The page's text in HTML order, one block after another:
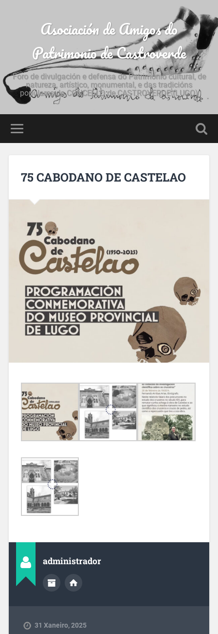
Asociación de Amigos do
Patrimonio de Castroverde
Foro de divulgación e defensa do Patrimonio cultural, de
natureza, artístico, monumental, e das tradicións
populares do CONCELLO de CASTROVERDE (LUGO)
75 CABODANO DE CASTELAO
administrador
31 Xaneiro, 2025